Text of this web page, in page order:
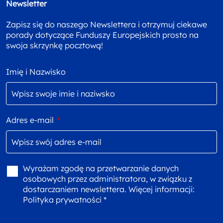
Newsletter
Zapisz się do naszego Newslettera i otrzymuj ciekawe
porady dotyczące Funduszy Europejskich prosto na
swoja skrzynkę pocztową!
Imię i Nazwisko
Adres e-mail *
Wyrażam zgodę na przetwarzanie danych
osobowych przez administratora, w związku z
dostarczaniem newslettera. Więcej informacji:
Polityka prywatności *